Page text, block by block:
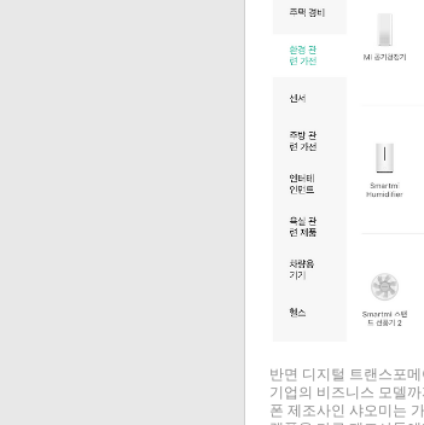
반면 디지털 트랜스포
기업의 비즈니스 모델
폰 제조사인 샤오미는